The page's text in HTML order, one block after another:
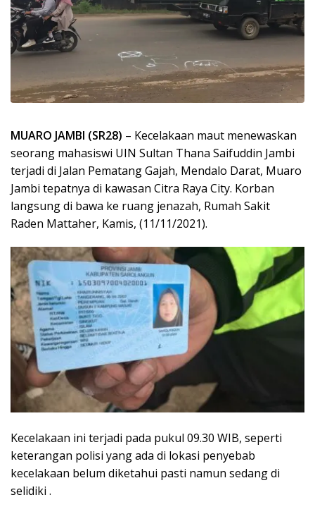
MUARO JAMBI (SR28) – Kecelakaan maut menewaskan
seorang mahasiswi UIN Sultan Thana Saifuddin Jambi
terjadi di Jalan Pematang Gajah, Mendalo Darat, Muaro
Jambi tepatnya di kawasan Citra Raya City. Korban
langsung di bawa ke ruang jenazah, Rumah Sakit
Raden Mattaher, Kamis, (11/11/2021).
Kecelakaan ini terjadi pada pukul 09.30 WIB, seperti
keterangan polisi yang ada di lokasi penyebab
kecelakaan belum diketahui pasti namun sedang di
selidiki .